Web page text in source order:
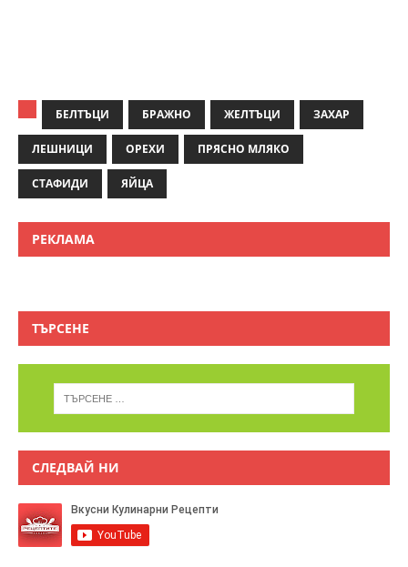
БЕЛТЪЦИ БРАЖНО ЖЕЛТЪЦИ ЗАХАР
ЛЕШНИЦИ ОРЕХИ ПРЯСНО МЛЯКО
СТАФИДИ ЯЙЦА
РЕКЛАМА
ТЪРСЕНЕ
СЛЕДВАЙ НИ